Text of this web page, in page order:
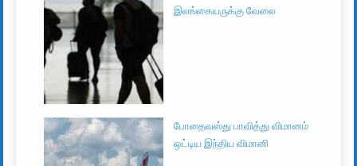
இலங்கையருக்கு வேலை
போதைவஸ்து பாவித்து விமானம்
ஒட்டிய இந்திய விமானி